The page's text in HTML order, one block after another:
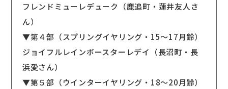
フレンドミューレデューク（鹿追町・蓮井友人さ
ん）
▼第４部（スプリングイヤリング・15〜17月齢）
ジョイフルレインボースターレデイ（長沼町・長
浜愛さん）
▼第５部（ウインターイヤリング・18〜20月齢）